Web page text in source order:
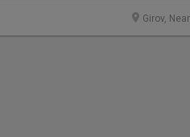
Girov,